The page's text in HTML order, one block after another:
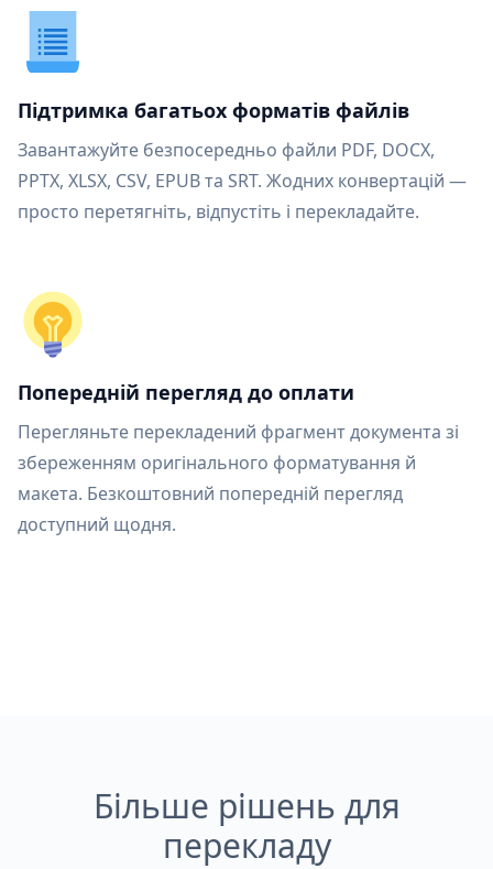
Підтримка багатьох форматів файлів
Завантажуйте безпосередньо файли PDF, DOCX,
PPTX, XLSX, CSV, EPUB та SRT. Жодних конвертацій —
просто перетягніть, відпустіть і перекладайте.
Попередній перегляд до оплати
Перегляньте перекладений фрагмент документа зі
збереженням оригінального форматування й
макета. Безкоштовний попередній перегляд
доступний щодня.
Більше рішень для
перекладу